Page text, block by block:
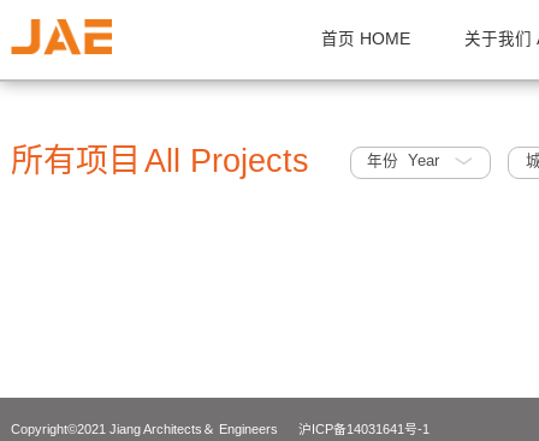
首页 HOME 关
所有项目 All Projects 年份 Year